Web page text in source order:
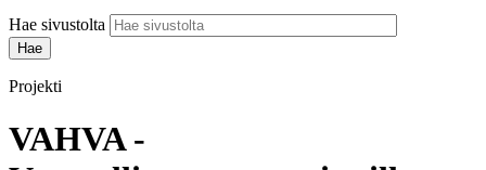
Hae sivustolta
Projekti
VAHVA -